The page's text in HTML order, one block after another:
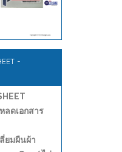
-
ลดเอกสาร
ยมผืนผ้า